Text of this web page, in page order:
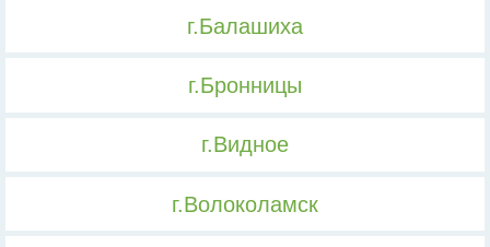
г.Балашиха
г.Бронницы
г.Видное
г.Волоколамск